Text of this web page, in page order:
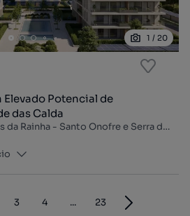
1 / 20
Potencial de
das Calda
Caldas da Rainha, Caldas da Rainha - Santo Onofre e Serra do Bouro, Caldas da Rainha, Leiria
3 4 ... 23